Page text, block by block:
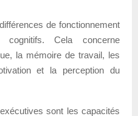
de fonctionnement
cognitifs. Cela concerne
la mémoire de travail, les
et la perception du
sont les capacités